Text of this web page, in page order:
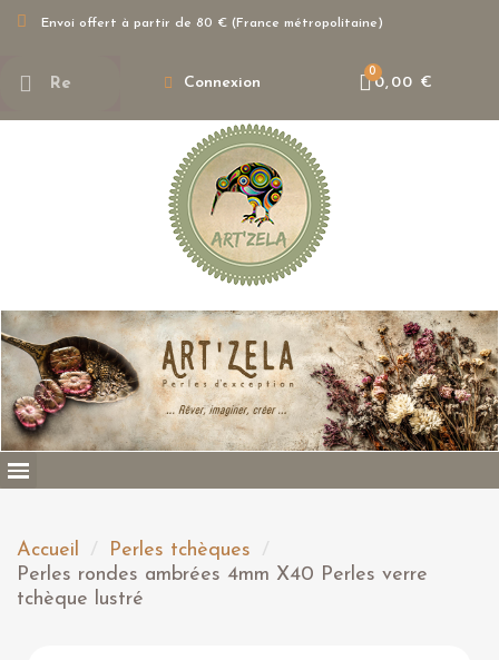
Envoi offert à partir de 80 € (France métropolitaine)
Connexion 0,00 €
Accueil
Perles tchèques
Perles rondes ambrées 4mm X40 Perles verre
tchèque lustré